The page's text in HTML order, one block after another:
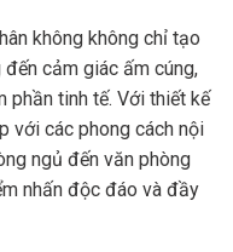
không không chỉ tạo
cảm giác ấm cúng,
phần tinh tế. Với thiết kế
với các phong cách nội
ngủ đến văn phòng
nhấn độc đáo và đầy